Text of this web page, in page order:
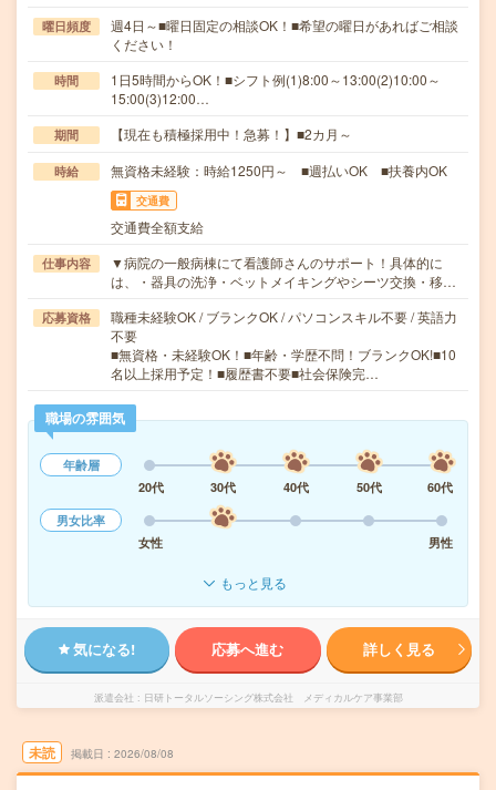
曜日頻度
週4日～■曜日固定の相談OK！■希望の曜日があればご相談
ください！
時間
1日5時間からOK！■シフト例(1)8:00～13:00(2)10:00～
15:00(3)12:00…
期間 【現在も積極採用中！急募！】■2カ月～
時給 無資格未経験：時給1250円～ ■週払いOK ■扶養内OK
交通費
交通費全額支給
仕事内容
▼病院の一般病棟にて看護師さんのサポート！具体的に
は、・器具の洗浄・ベットメイキングやシーツ交換・移…
応募資格
職種未経験OK / ブランクOK / パソコンスキル不要 / 英語力
不要
■無資格・未経験OK！■年齢・学歴不問！ブランクOK!■10
名以上採用予定！■履歴書不要■社会保険完…
職場の雰囲気
年齢層
20代
30代 40代 50代
60代
男女比率
女性
男性
もっと見る
気になる! 応募へ進む 詳しく見る
派遣会社 日研トータルソーシング株式会社 メディカルケア事業部
未読 掲載日 2026/08/08